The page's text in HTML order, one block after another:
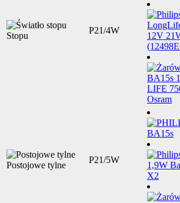
Stopu
P21/4W
Postojowe tylne
P21/5W